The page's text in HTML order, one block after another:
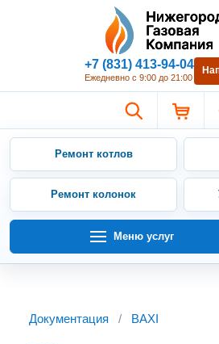
+7 (831) 413-94-04
Ежедневно с 9:00 до 21:00
Ремонт котлов
Ремонт колонок
Меню услуг
Документация / BAXI